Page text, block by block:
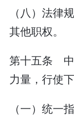
（八）法律
其他职权。
第十五条 中
力量，行使
（一）统一